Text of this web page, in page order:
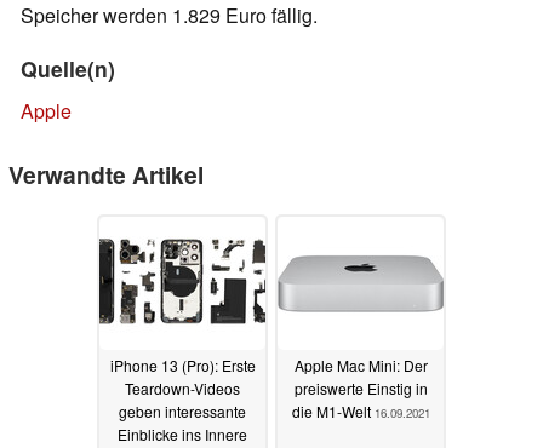
Speicher werden 1.829 Euro fällig.
Quelle(n)
Apple
Verwandte Artikel
iPhone 13 (Pro): Erste
Teardown-Videos
geben interessante
Einblicke ins Innere
Apple Mac Mini: Der
preiswerte Einstig in
die M1-Welt 16.09.2021